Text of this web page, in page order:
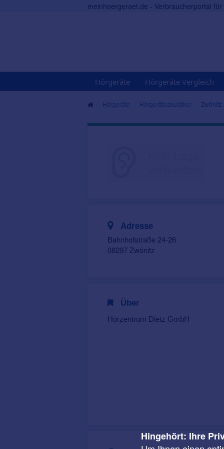
meinhoergeraet.de - Verbraucherportal
Hörgeräte Hörgeräte Vergleich
Hörgeräte Hörgeräteakustiker Zwönitz
Adresse
Bahnhofstraße 24-26
08297 Zwönitz
Über
Hörzentrum Dietz GmbH
Hingehört: Ihre